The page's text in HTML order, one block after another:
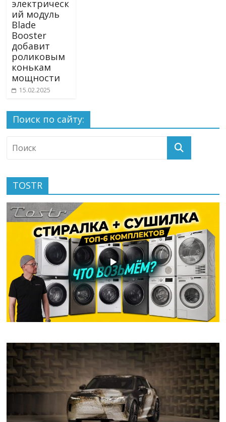
электрическ
ий модуль
Blade
Booster
добавит
роликовым
конькам
мощности
15.02.2025
Поиск по сайту:
TOSTR